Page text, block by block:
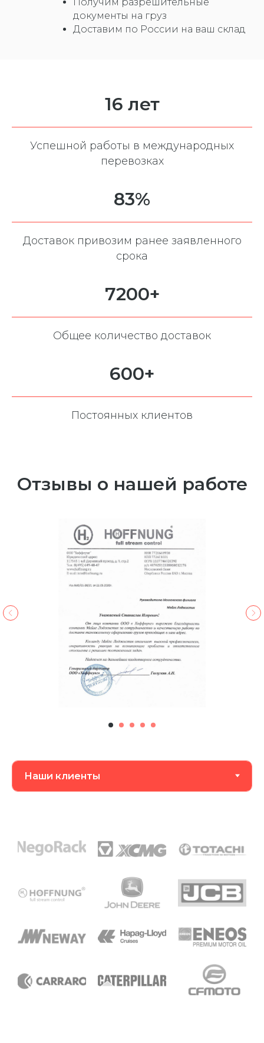
документы на груз
Доставим по России на ваш склад
16 лет
Успешной работы в международных
перевозках
83%
Доставок привозим ранее заявленного
срока
7200+
Общее количество доставок
600+
Постоянных клиентов
Отзывы о нашей работе